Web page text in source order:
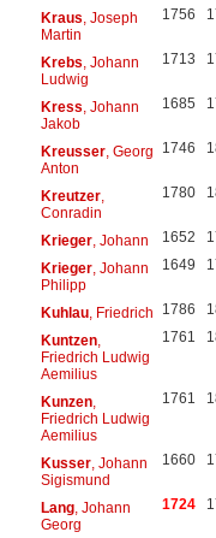
Kraus , Joseph
Martin
1756
Krebs , Johann
Ludwig
1713
Kress , Johann
Jakob
1685
Kreusser, Georg
Anton
1746
Kreutzer,
Conradin
1780
Krieger, Johann 1652
Krieger, Johann
Philipp
1649
Kuhlau, Friedrich 1786
Kuntzen,
Friedrich Ludwig
Aemilius
1761
Kunzen,
Friedrich Ludwig
Aemilius
1761
Kusser, Johann
Sigismund
1660
Lang, Johann
Georg
1724